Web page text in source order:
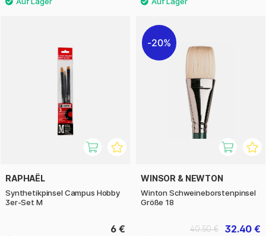
RAPHAËL
Synthetikpinsel Campus Hobby
3er-Set M
6 €
20%
WINSOR & NEWTON
Winton Schweineborstenpinsel
Größe 18
32.40 €
40.50 €